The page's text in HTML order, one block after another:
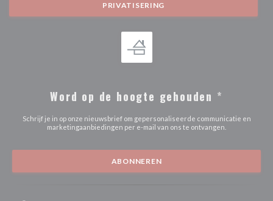
PRIVATISERING
Word op de hoogte gehouden *
Schrijf je in op onze nieuwsbrief om gepersonaliseerde communicatie en
marketingaanbiedingen per e-mail van ons te ontvangen.
ABONNEREN